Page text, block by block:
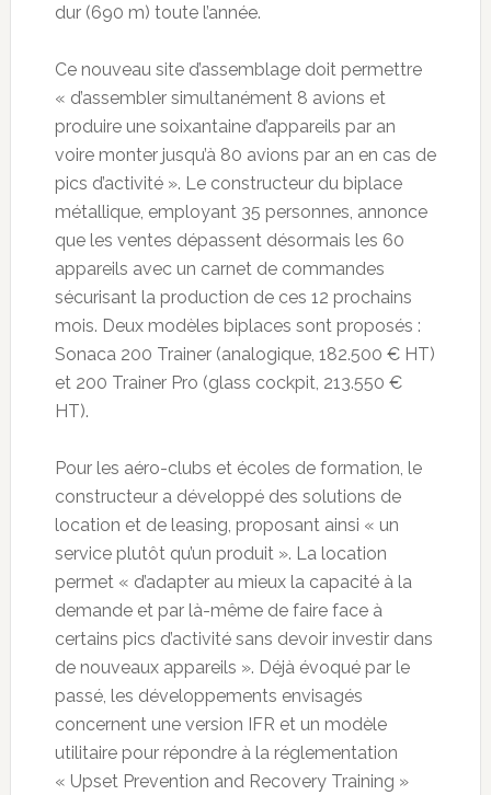
dur (690 m) toute l’année.
Ce nouveau site d’assemblage doit permettre
« d’assembler simultanément 8 avions et
produire une soixantaine d’appareils par an
voire monter jusqu’à 80 avions par an en cas de
pics d’activité ». Le constructeur du biplace
métallique, employant 35 personnes, annonce
que les ventes dépassent désormais les 60
appareils avec un carnet de commandes
sécurisant la production de ces 12 prochains
mois. Deux modèles biplaces sont proposés :
Sonaca 200 Trainer (analogique, 182.500 € HT)
et 200 Trainer Pro (glass cockpit, 213.550 €
HT).
Pour les aéro-clubs et écoles de formation, le
constructeur a développé des solutions de
location et de leasing, proposant ainsi « un
service plutôt qu’un produit ». La location
permet « d’adapter au mieux la capacité à la
demande et par là-même de faire face à
certains pics d’activité sans devoir investir dans
de nouveaux appareils ». Déjà évoqué par le
passé, les développements envisagés
concernent une version IFR et un modèle
utilitaire pour répondre à la réglementation
« Upset Prevention and Recovery Training »